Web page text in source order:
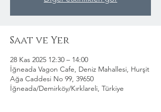
Saat ve Yer
28 Kas 2025 12:30 – 14:00
İğneada Vagon Cafe, Deniz Mahallesi, Hurşit
Ağa Caddesi No 99, 39650
İğneada/Demirköy/Kırklareli, Türkiye